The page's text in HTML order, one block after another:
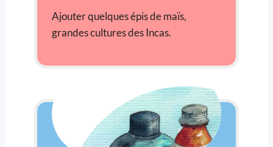
Ajouter quelques épis de maïs,
grandes cultures des Incas.